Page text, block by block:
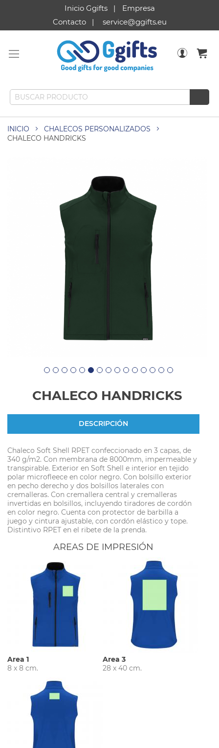
Inicio Ggifts
Empresa
Contacto
service@ggifts.eu
INICIO
CHALECOS PERSONALIZADOS
CHALECO HANDRICKS
CHALECO HANDRICKS
DESCRIPCIÓN
Chaleco Soft Shell RPET confeccionado en 3 capas, de
340 g/m2. Con membrana de 8000mm, impermeable y
transpirable. Exterior en Soft Shell e interior en tejido
polar microfleece en color negro. Con bolsillo exterior
en pecho derecho y dos bolsillos laterales con
cremalleras. Con cremallera central y cremalleras
invertidas en bolsillos, incluyendo tiradores de cordón
en color negro. Cuenta con protector de barbilla a
juego y cintura ajustable, con cordón elástico y tope.
Distintivo RPET en el ribete de la prenda.
AREAS DE IMPRESIÓN
Area 1
8 x 8 cm.
Area 3
28 x 40 cm.